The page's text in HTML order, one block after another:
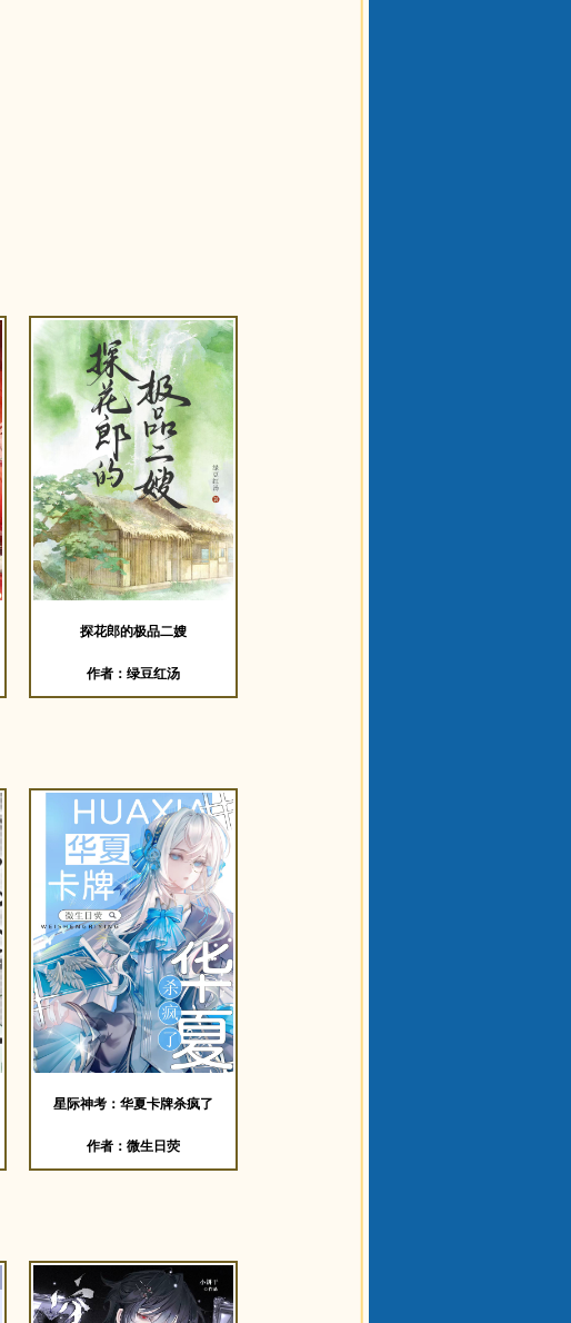
探花郎的极品二嫂
作者：绿豆红汤
星际神考：华夏卡牌杀疯了
作者：微生日荧